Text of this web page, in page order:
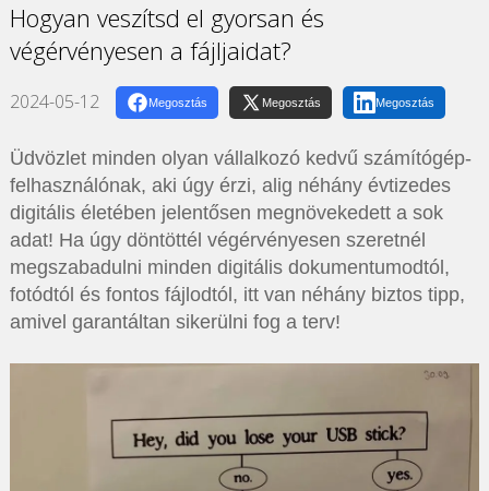
Hogyan veszítsd el gyorsan és
végérvényesen a fájljaidat?
2024-05-12 Megosztás Megosztás Megosztás
Üdvözlet minden olyan vállalkozó kedvű számítógép-
felhasználónak, aki úgy érzi, alig néhány évtizedes
digitális életében jelentősen megnövekedett a sok
adat! Ha úgy döntöttél végérvényesen szeretnél
megszabadulni minden digitális dokumentumodtól,
fotódtól és fontos fájlodtól, itt van néhány biztos tipp,
amivel garantáltan sikerülni fog a terv!